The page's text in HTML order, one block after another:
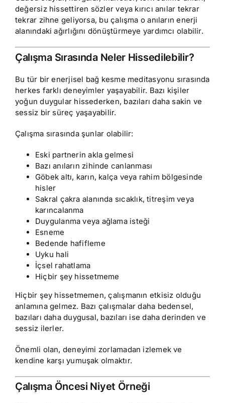
değersiz hissettiren sözler veya kırıcı anılar tekrar
tekrar zihne geliyorsa, bu çalışma o anıların enerji
alanındaki ağırlığını dönüştürmeye yardımcı olabilir.
Çalışma Sırasında Neler Hissedilebilir?
Bu tür bir enerjisel bağ kesme meditasyonu sırasında
herkes farklı deneyimler yaşayabilir. Bazı kişiler
yoğun duygular hissederken, bazıları daha sakin ve
sessiz bir süreç yaşayabilir.
Çalışma sırasında şunlar olabilir:
Eski partnerin akla gelmesi
Bazı anıların zihinde canlanması
Göbek altı, karın, kalça veya rahim bölgesinde
hisler
Sakral çakra alanında sıcaklık, titreşim veya
karıncalanma
Duygulanma veya ağlama isteği
Esneme
Bedende hafifleme
Uyku hali
İçsel rahatlama
Hiçbir şey hissetmeme
Hiçbir şey hissetmemen, çalışmanın etkisiz olduğu
anlamına gelmez. Bazı çalışmalar daha bedensel,
bazıları daha duygusal, bazıları ise daha derinden ve
sessiz ilerler.
Önemli olan, deneyimi zorlamadan izlemek ve
kendine karşı yumuşak olmaktır.
Çalışma Öncesi Niyet Örneği